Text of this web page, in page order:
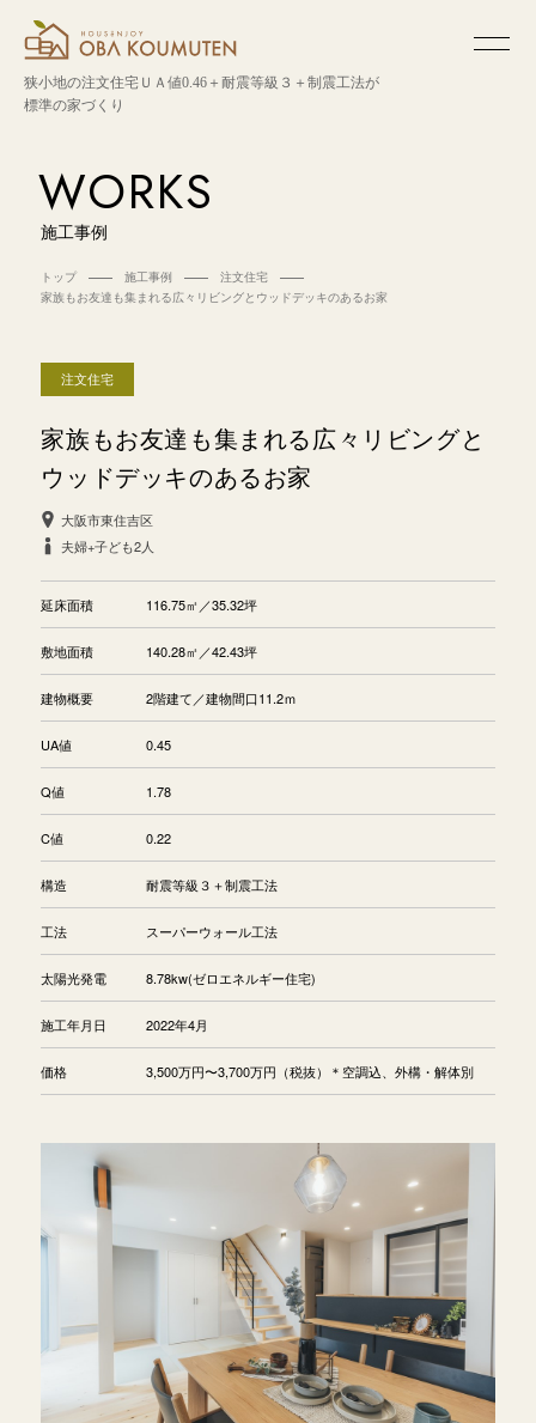
狭小地の注文住宅ＵＡ値0.46＋耐震等級３＋制震工法が
標準の家づくり
WORKS
施工事例
トップ 施工事例
注文住宅
家族もお友達も集まれる広々リビングとウッドデッキのあるお家
注文住宅
家族もお友達も集まれる広々リビングと
ウッドデッキのあるお家
大阪市東住吉区
夫婦+子ども2人
延床面積 116.75㎡／35.32坪
敷地面積 140.28㎡／42.43坪
建物概要 2階建て／建物間口11.2ｍ
UA値 0.45
Q値 1.78
C値 0.22
構造 耐震等級３＋制震工法
工法 スーパーウォール工法
太陽光発電 8.78kw(ゼロエネルギー住宅)
施工年月日 2022年4月
価格 3,500万円〜3,700万円（税抜）＊空調込、外構・解体別